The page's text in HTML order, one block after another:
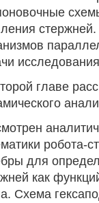
главе
робота-
для
как
Схема